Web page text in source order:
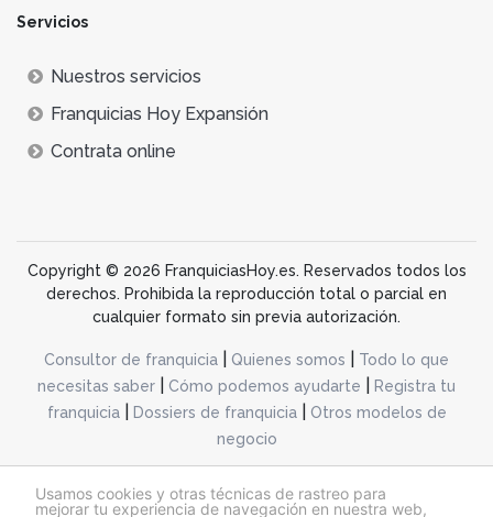
Usamos cookies y otras técnicas de rastreo para
mejorar tu experiencia de navegación en nuestra web,
Servicios
Nuestros servicios
Franquicias Hoy Expansión
Contrata online
Copyright © 2026 FranquiciasHoy.es. Reservados todos los
derechos. Prohibida la reproducción total o parcial en
cualquier formato sin previa autorización.
Consultor de franquicia Quienes somos
Todo lo que
necesitas saber
Cómo podemos ayudarte
Registra tu
franquicia| Dossiers de franquicia|
Otros modelos de
negocio